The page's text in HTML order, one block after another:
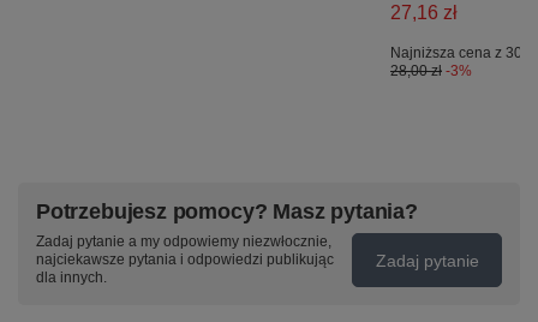
27,16 zł
Najniższa cena z 30
28,00 zł -3%
Potrzebujesz pomocy? Masz pytania?
Zadaj pytanie a my odpowiemy niezwłocznie,
najciekawsze pytania i odpowiedzi publikując
dla innych.
Zadaj pytanie